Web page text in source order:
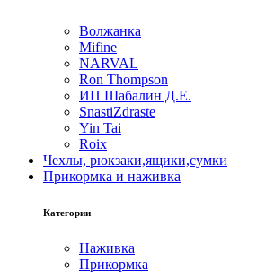
Волжанка
Mifine
NARVAL
Ron Thompson
ИП Шабалин Д.Е.
SnastiZdraste
Yin Tai
Roix
Чехлы, рюкзаки,ящики,сумки
Прикормка и наживка
Категории
Наживка
Прикормка